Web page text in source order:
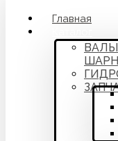
Главная